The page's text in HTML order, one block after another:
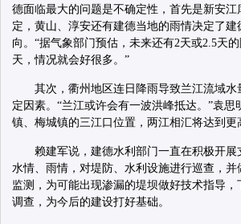
德面临最大的问题是不确定性，首先是新安江
定，黄山、淳安还有建德当地的雨情决定了建
向。“据气象部门预估，未来还有2天或2.5天
天，情况就会好很多。”
其次，衢州地区连日降雨导致兰江流域水
定因素。“兰江或许会有一波洪峰抵达。”袁思
镇、梅城镇的三江口位置，两江相汇将达到更
赖建军说，建德水利部门一直在积极开展
水情、雨情，对堤防、水利设施进行巡查，并
监测，为可能出现渗漏的堤坝做好技术指导
调查，为今后的建设打好基础。